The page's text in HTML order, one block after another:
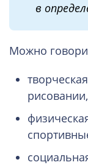
в
Можно